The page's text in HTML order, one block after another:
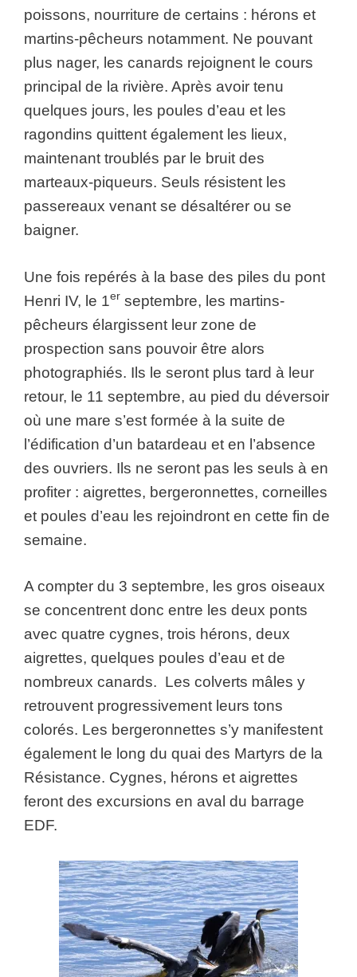
poissons, nourriture de certains : hérons et
martins-pêcheurs notamment. Ne pouvant
plus nager, les canards rejoignent le cours
principal de la rivière. Après avoir tenu
quelques jours, les poules d’eau et les
ragondins quittent également les lieux,
maintenant troublés par le bruit des
marteaux-piqueurs. Seuls résistent les
passereaux venant se désaltérer ou se
baigner.
Une fois repérés à la base des piles du pont
Henri IV, le 1er septembre, les martins-
pêcheurs élargissent leur zone de
prospection sans pouvoir être alors
photographiés. Ils le seront plus tard à leur
retour, le 11 septembre, au pied du déversoir
où une mare s’est formée à la suite de
l’édification d’un batardeau et en l’absence
des ouvriers. Ils ne seront pas les seuls à en
profiter : aigrettes, bergeronnettes, corneilles
et poules d’eau les rejoindront en cette fin de
semaine.
A compter du 3 septembre, les gros oiseaux
se concentrent donc entre les deux ponts
avec quatre cygnes, trois hérons, deux
aigrettes, quelques poules d’eau et de
nombreux canards. Les colverts mâles y
retrouvent progressivement leurs tons
colorés. Les bergeronnettes s’y manifestent
également le long du quai des Martyrs de la
Résistance. Cygnes, hérons et aigrettes
feront des excursions en aval du barrage
EDF.